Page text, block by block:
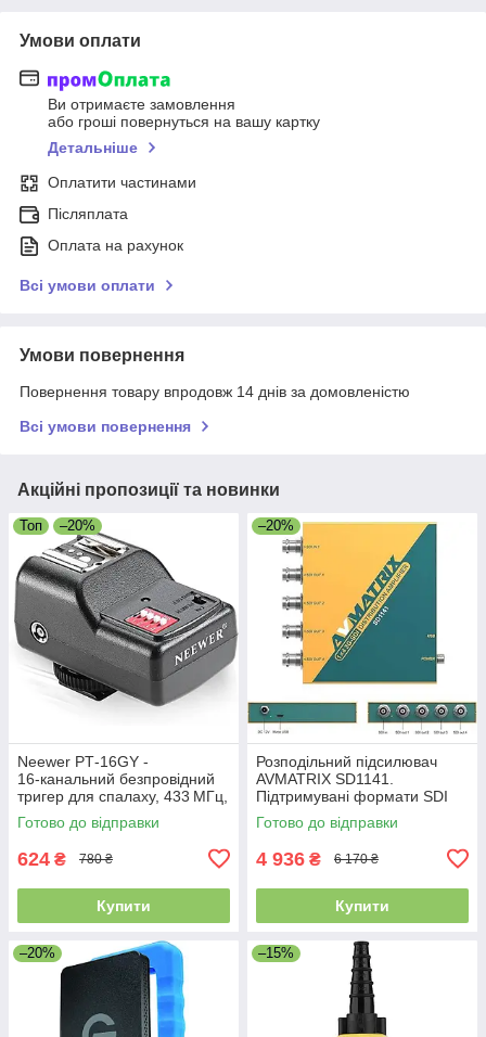
Умови оплати
Ви отримаєте замовлення
або гроші повернуться на вашу картку
Детальніше
Оплатити частинами
Післяплата
Оплата на рахунок
Всі умови оплати
Умови повернення
Повернення товару впродовж 14 днів за домовленістю
Всі умови повернення
Акційні пропозиції та новинки
Топ –20%
Neewer PT‑16GY -
16‑канальний безпровідний
тригер для спалаху, 433 МГц,
синхронізація до 1/250 с,
радіус 30 м
Готово до відправки
624 ₴ 780 ₴
Купити
–20%
Розподільний підсилювач
AVMATRIX SD1141.
Підтримувані формати SDI
3G/HD/S0,
пересинхронізація. Уцінка
Готово до відправки
4 936 ₴ 6 170 ₴
Купити
–20% –15%